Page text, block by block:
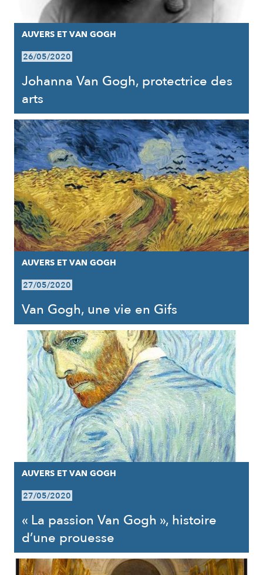
AUVERS ET VAN GOGH
26/05/2020
Johanna Van Gogh, protectrice des
arts
AUVERS ET VAN GOGH
27/05/2020
Van Gogh, une vie en Gifs
AUVERS ET VAN GOGH
27/05/2020
« La passion Van Gogh », histoire
d’une prouesse